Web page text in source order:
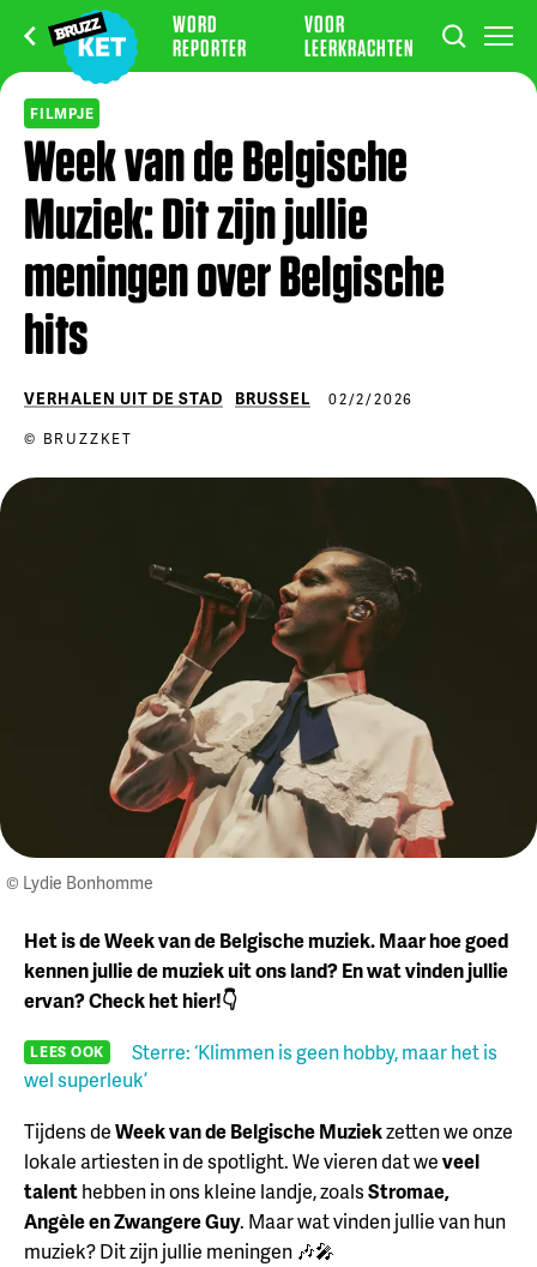
WORD
REPORTER
VOOR
LEERKRACHTEN
FILMPJE
Week van de Belgische
Muziek: Dit zijn jullie
meningen over Belgische
hits
VERHALEN UIT DE STAD BRUSSEL
02/2/2026
© BRUZZKET
© Lydie Bonhomme
Het is de Week van de Belgische muziek. Maar hoe goed
kennen jullie de muziek uit ons land? En wat vinden jullie
ervan? Check het hier!👇
LEES OOK
Sterre: ‘Klimmen is geen hobby, maar het is
wel superleuk’
Tijdens deWeek van de Belgische Muziekzetten we onze
lokale artiesten in de spotlight. We vieren dat weveel
talenthebben in ons kleine landje, zoalsStromae,
Angèle en Zwangere Guy. Maar wat vinden jullie van hun
muziek? Dit zijn jullie meningen 🎶🎤